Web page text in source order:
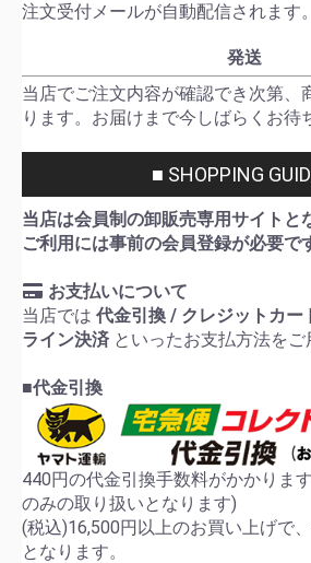
注文受付メールが自動配信されます。
発送
当店でご注文内容が確認でき次第、
ります。お届けまで今しばらくお待
■ SHOPPING
当店は会員制の卸販売専用サイトと
ご利用には事前の会員登録が必要で
お支払いについて
当店では 代金引換 / クレジットカ
ライン決済 といったお支払方法をご
■代金引換
440円の代金引換手数料がかかりま
のみの取り扱いとなります)
(税込)16,500円以上のお買い上げで
となります。